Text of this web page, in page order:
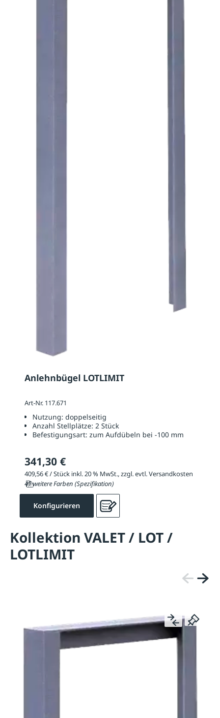
Anlehnbügel LOTLIMIT
Art-Nr. 117.671
Nutzung: doppelseitig
Anzahl Stellplätze: 2 Stück
Befestigungsart: zum Aufdübeln bei -100 mm
341,30 €
409,56 € / Stück inkl. 20 % MwSt., zzgl. evtl. Versandkosten
41 weitere Farben (Spezifikation)
Konfigurieren
Kollektion VALET / LOT /
LOTLIMIT